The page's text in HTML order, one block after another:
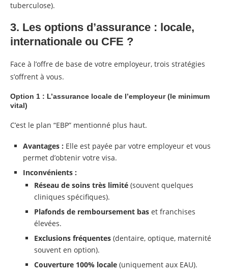
tuberculose).
3. Les options d’assurance : locale,
internationale ou CFE ?
Face à l’offre de base de votre employeur, trois stratégies
s’offrent à vous.
Option 1 : L’assurance locale de l’employeur (le minimum
vital)
C’est le plan “EBP” mentionné plus haut.
Avantages : Elle est payée par votre employeur et vous
permet d’obtenir votre visa.
Inconvénients :
Réseau de soins très limité (souvent quelques
cliniques spécifiques).
Plafonds de remboursement bas et franchises
élevées.
Exclusions fréquentes (dentaire, optique, maternité
souvent en option).
Couverture 100% locale (uniquement aux EAU).